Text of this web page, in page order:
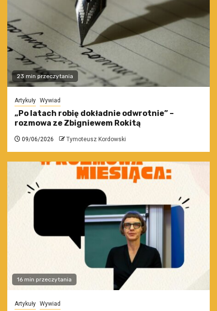
23 min przeczytania
Artykuły Wywiad
„Po latach robię dokładnie odwrotnie” –
rozmowa ze Zbigniewem Rokitą
09/06/2026 Tymoteusz Kordowski
16 min przeczytania
Artykuły Wywiad